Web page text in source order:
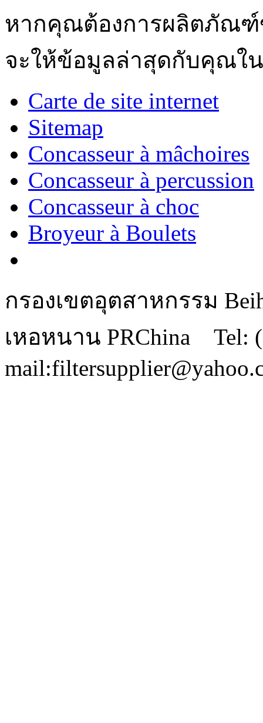
หากคุณต้องการผลิตภัณฑ์ข
จะให้ข้อมูลล่าสุดกับคุณใ
Carte de site internet
Sitemap
Concasseur à mâchoires
Concasseur à percussion
Concasseur à choc
Broyeur à Boulets
กรองเขตอุตสาหกรรม
เหอหนาน PRChina Tel: